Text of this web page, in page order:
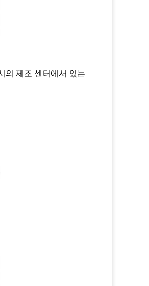
의 제조 센터에서 있는